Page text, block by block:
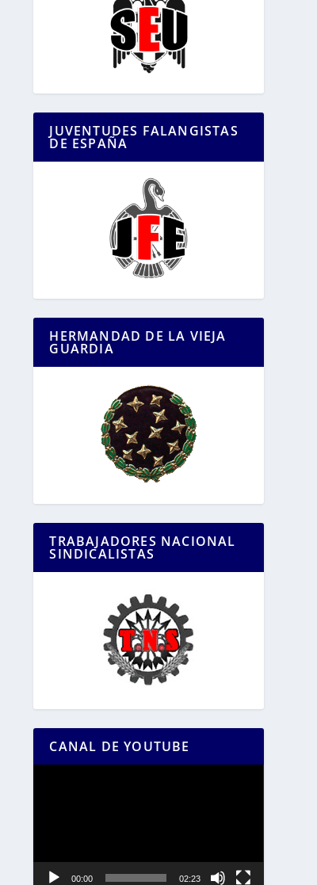
JUVENTUDES FALANGISTAS
DE ESPAÑA
HERMANDAD DE LA VIEJA
GUARDIA
TRABAJADORES NACIONAL
SINDICALISTAS
CANAL DE YOUTUBE
00:00 02:23